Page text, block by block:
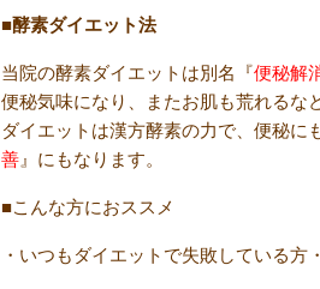
■酵素ダイエット法
当院の酵素ダイエットは別名『便秘解
便秘気味になり、またお肌も荒れるな
ダイエットは漢方酵素の力で、便秘に
善 』にもなります。
■こんな方におススメ
・いつもダイエットで失敗している方